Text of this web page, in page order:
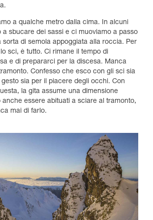
a qualche metro dalla cima. In alcuni
a sbucare dei sassi e ci muoviamo a passo
sorta di semola appoggiata alla roccia. Per
sci, è tutto. Ci rimane il tempo di
e di prepararci per la discesa. Manca
Confesso che esco con gli sci sia
sia per il piacere degli occhi. Con
la gita assume una dimensione
anche essere abituati a sciare al tramonto,
mai di farlo.